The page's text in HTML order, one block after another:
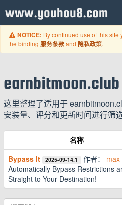
www.youhou8.com
NOTICE: By continued use of this
the binding 服务条款and 隐私政策.
这里整理了适用于
安装量、评分和更新时间进行筛选
名称
Bypass It
2025-09-14.1 作者： max
Automatically Bypass Restrictions
Straight to Your Destination!